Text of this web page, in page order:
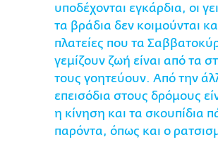
υποδέχονται εγκάρδια, οι
τα βράδια δεν κοιμούνται
πλατείες που τα
γεμίζουν ζωή είναι από τα
τους γοητεύουν. Από την
επεισόδια στους δρόμους
η κίνηση και τα σκουπίδια
παρόντα, όπως και ο